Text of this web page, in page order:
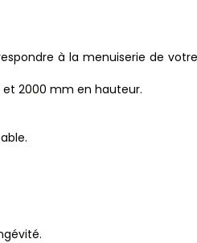
à la menuiserie de votre
2000 mm en hauteur.